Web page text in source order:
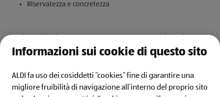
Riservatezza e concretezza
Si chiede di inviare le proposte al seguente indirizzo di posta
elettronica:immobiliare(at)aldi.it oppure a ALDI S.r.l. / Via
Informazioni sui cookie di questo sito
ALDI fa uso dei cosiddetti “cookies” fine di garantire una
migliore fruibilità di navigazione all’interno del proprio sito